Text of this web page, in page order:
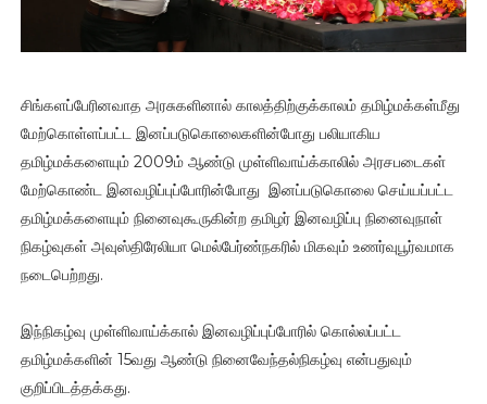
சிங்களப்பேரினவாத அரசுகளினால் காலத்திற்குக்காலம் தமிழ்மக்கள்மீது
மேற்கொள்ளப்பட்ட இனப்படுகொலைகளின்போது பலியாகிய
தமிழ்மக்களையும் 2009ம் ஆண்டு முள்ளிவாய்க்காலில் அரசபடைகள்
மேற்கொண்ட இனவழிப்புப்போரின்போது இனப்படுகொலை செய்யப்பட்ட
தமிழ்மக்களையும் நினைவுகூருகின்ற தமிழர் இனவழிப்பு நினைவுநாள்
நிகழ்வுகள் அவுஸ்திரேலியா மெல்பேர்ண்நகரில் மிகவும் உணர்வுபூர்வமாக
நடைபெற்றது.
இந்நிகழ்வு முள்ளிவாய்க்கால் இனவழிப்புப்போரில் கொல்லப்பட்ட
தமிழ்மக்களின் 15வது ஆண்டு நினைவேந்தல்நிகழ்வு என்பதுவும்
குறிப்பிடத்தக்கது.